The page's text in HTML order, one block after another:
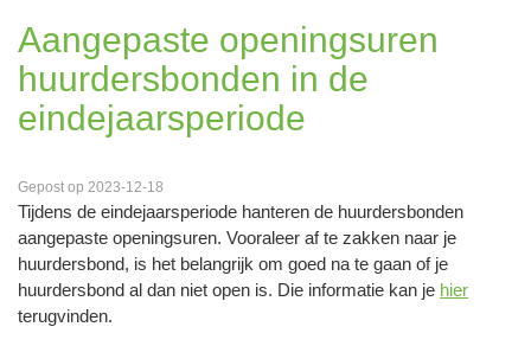
Aangepaste openingsuren
huurdersbonden in de
eindejaarsperiode
Gepost op 2023-12-18
Tijdens de eindejaarsperiode hanteren de huurdersbonden
aangepaste openingsuren. Vooraleer af te zakken naar je
huurdersbond, is het belangrijk om goed na te gaan of je
huurdersbond al dan niet open is. Die informatie kan je hier
terugvinden.